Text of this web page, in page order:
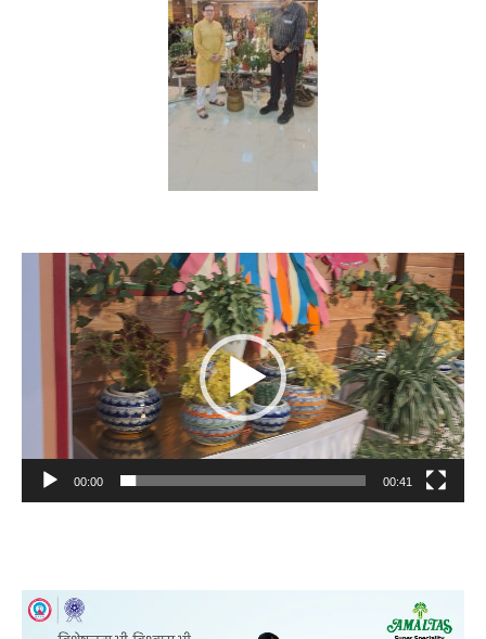
00:00 00:41